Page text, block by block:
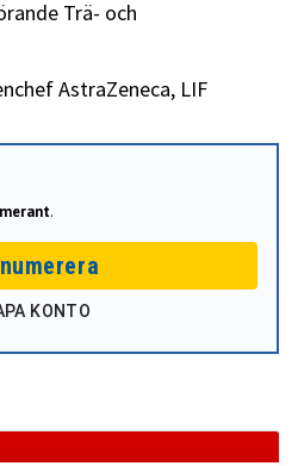
Trä- och
AstraZeneca, LIF
.
KONTO